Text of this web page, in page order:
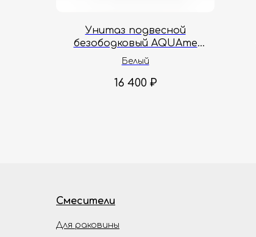
Унитаз подвесной
безободковый AQUAme
Hygiene AQM2019PRO-H
50.5x34x35.5 см
Белый
16 400 ₽
Смесители
Для раковины